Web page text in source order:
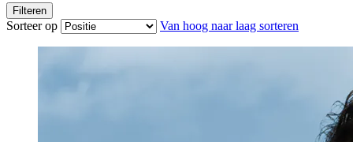
Filteren
Sorteer op Van hoog naar laag sorteren